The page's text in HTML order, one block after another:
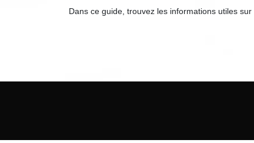
Dans ce guide, trouvez les informations utiles